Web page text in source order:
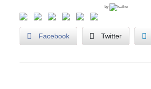
by
Facebook Twitter